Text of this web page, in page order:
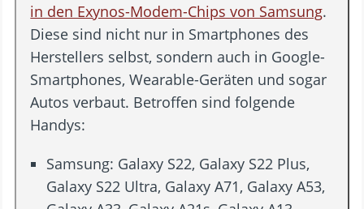
in den Exynos-Modem-Chips von Samsung.
Diese sind nicht nur in Smartphones des
Herstellers selbst, sondern auch in Google-
Smartphones, Wearable-Geräten und sogar
Autos verbaut. Betroffen sind folgende
Handys:
Samsung: Galaxy S22, Galaxy S22 Plus,
Galaxy S22 Ultra, Galaxy A71, Galaxy A53,